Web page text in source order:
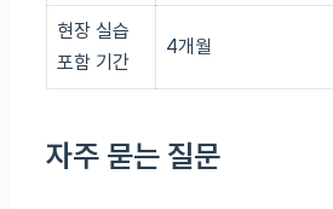
현장 실습
포함 기간
4개월
자주 묻는 질문